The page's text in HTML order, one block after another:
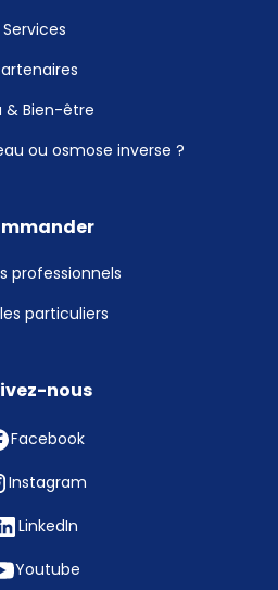
Services
& Bien-être
ou osmose inverse ?
professionnels
particuliers
nous
Facebook
Instagram
LinkedIn
Youtube